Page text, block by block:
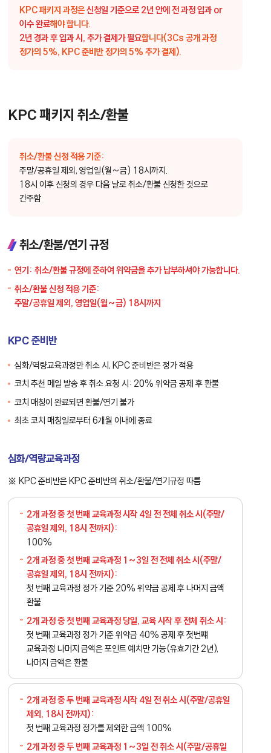
KPC 패키지 과정은신청일 기준으로 2년 안에 전 과정 입과 or
이수 완료해야 합니다.
2년 경과 후 입과 시, 추가 결제가 필요합니다(3Cs 공개 과정
정가의 5%, KPC 준비반 정가의 5% 추가 결제).
KPC 패키지 취소/환불
취소/환불 신청 적용 기준:
주말/공휴일 제외, 영업일(월~금) 18시까지.
18시 이후 신청의 경우 다음 날로 취소/환불 신청한 것으로
간주함
취소/환불/연기 규정
연기: 취소/환불 규정에 준하여 위약금을 추가 납부하셔야 가능합니다.
취소/환불 신청 적용 기준:
주말/공휴일 제외, 영업일(월~금) 18시까지
KPC 준비반
심화/역량교육과정만 취소 시, KPC 준비반은 정가 적용
코치 추천 메일 발송 후 취소 요청 시: 20% 위약금 공제 후 환불
코치 매칭이 완료되면 환불/연기 불가
최초 코치 매칭일로부터 6개월 이내에 종료
심화/역량교육과정
KPC 준비반은 KPC 준비반의 취소/환불/연기규정 따름
2개 과정 중첫 번째 교육과정 시작 4일 전 전체 취소 시(주말/
공휴일 제외, 18시 전까지):
100%
2개 과정 중첫 번째 교육과정 1~3일 전 전체 취소 시(주말/
공휴일 제외, 18시 전까지):
첫 번째 교육과정 정가 기준 20% 위약금 공제 후 나머지 금액
환불
2개 과정 중첫 번째 교육과정 당일, 교육 시작 후 전체 취소 시:
첫 번째 교육과정 정가 기준 위약금 40% 공제 후 첫번쨰
교육과정 나머지 금액은 포인트 예치만 가능(유효기간 2년),
나머지 금액은 환불
2개 과정 중두 번째 교육과정 시작 4일 전 취소 시(주말/공휴일
제외, 18시 전까지):
첫 번째 교육과정 정가를 제외한 금액 100%
2개 과정 중두 번째 교육과정 1~3일 전 취소 시(주말/공휴일